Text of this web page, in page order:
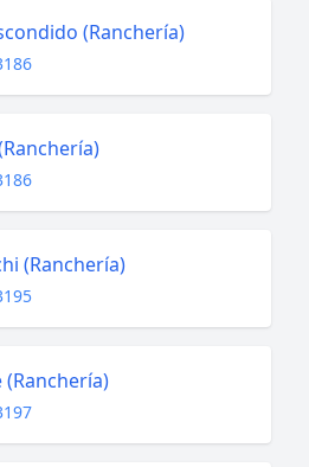
(Ranchería)
(Ranchería)